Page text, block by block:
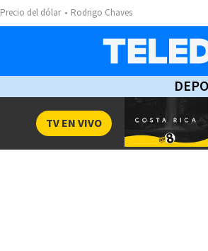
Precio del dólar Rodrigo Chaves
TV EN VIVO